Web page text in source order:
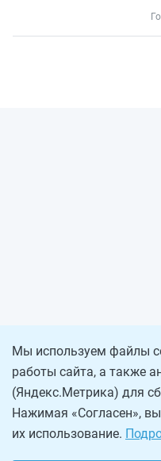
Мы используем файлы
работы сайта, а также
(Яндекс.Метрика) для
Нажимая «Согласен»,
их использование.